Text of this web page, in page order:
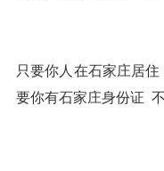
只要你人在石家庄居
要你有石家庄身份证